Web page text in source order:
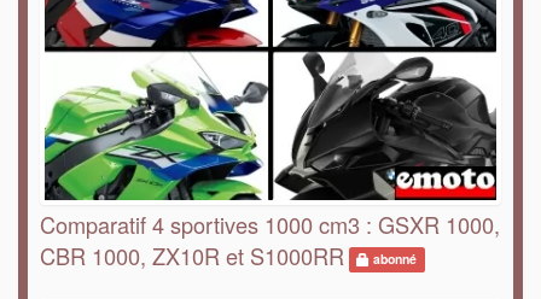
Comparatif 4 sportives 1000 cm3 : GSXR 1000,
CBR 1000, ZX10R et S1000RR
abonné